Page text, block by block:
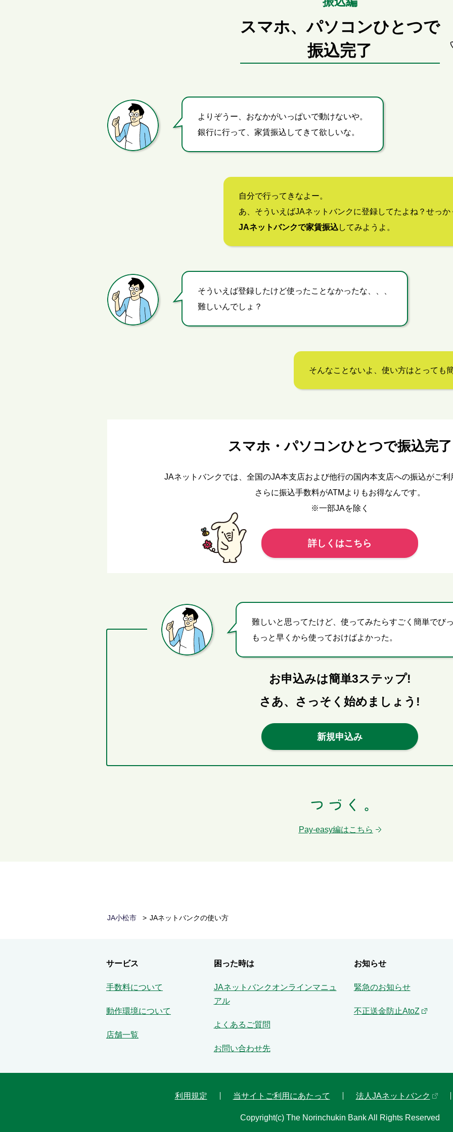
スマホ、パソコンひとつで
振込完了
よりぞうー、 おなかがいっぱいで動けないや。
銀行に行って、家賃振込してきて欲しいな。
自分で行ってきなよー。
あ、そういえばJAネットバンクに登録してたよね？せっか
JAネットバンクで家賃振込してみようよ。
そういえば登録したけど使ったことなかったな、、、
難しいんでしょ？
そんなことないよ、使い方はとっても
スマホ・パソコンひとつで振込完了
JAネットバンクでは、全国のJA本支店および他行の国内本支店への振込がご
さらに振込手数料がATMよりもお得なんです。
※一部JAを除く
詳しくはこちら
難しいと思ってたけど、使ってみたらすごく簡単でび
もっと早くから使っておけばよかった。
お申込みは簡単3ステップ!
さあ、さっそく始めましょう!
新規申込み
Pay-easy編はこちら
JA小松市 JAネットバンクの使い方
サービス
手数料について
動作環境について
店舗一覧
困った時は
JAネットバンクオンラインマニュ
アル
よくあるご質問
お問い合わせ先
お知らせ
緊急のお知らせ
不正送金防止AtoZ
利用規定 当サイトご利用にあたって 法人JAネットバンク
Copyright(c) The Norinchukin Bank All Rights Reserved